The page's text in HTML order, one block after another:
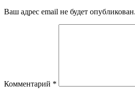
Ваш адрес email не будет опубликован.
Комментарий *